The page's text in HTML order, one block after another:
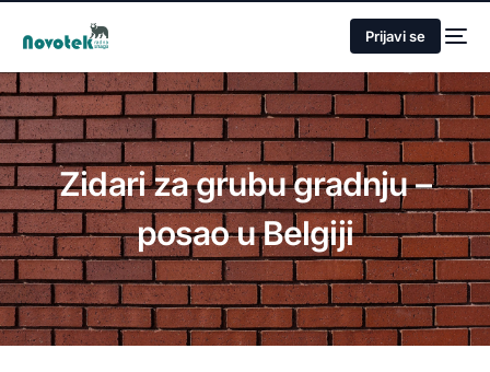
Prijavi se
Zidari za grubu gradnju –
posao u Belgiji